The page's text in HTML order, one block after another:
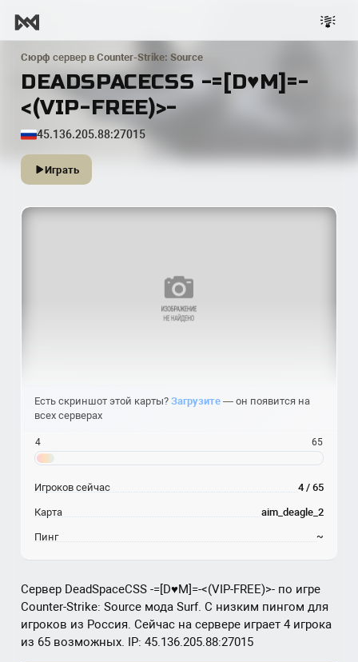
Сюрф сервер в Counter-Strike: Source
DEADSPACECSS -=[D♥M]=-
<(VIP-FREE)>-
45.136.205.88:27015
Играть
Сервер DeadSpaceCSS -=[D♥M]=-<(VIP-FREE)>- по игре
Counter-Strike: Source мода Surf. С низким пингом для
игроков из Россия. Сейчас на сервере играет 4 игрока
из 65 возможных. IP: 45.136.205.88:27015
Есть скриншот этой карты? Загрузите — он появится на
всех серверах
4 65
Игроков сейчас 4 / 65
Карта aim_deagle_2
Пинг ~